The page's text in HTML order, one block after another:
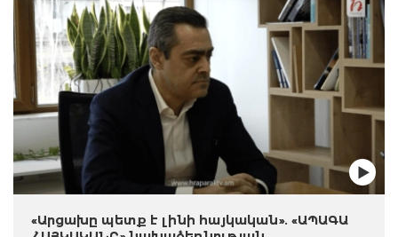
«Արցախը պետք է լինի հայկական». «ԱՊԱԳԱ